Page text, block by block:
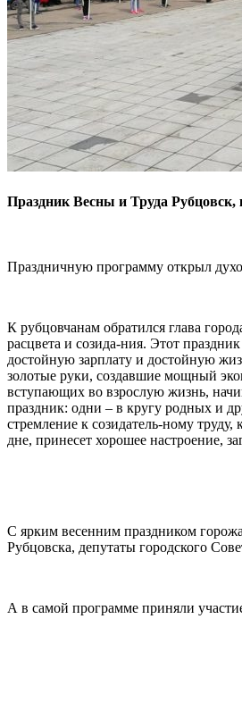
Праздник Весны и Труда
Праздничную программу открыл
К рубцовчанам обратился глава
расцвета и созида-ния. Этот
достойную зарплату и достойную
золотые руки, создавшие мощный
вступающих во взрослую жизнь,
праздник: одни – в кругу родных и
стремление к созидатель-ному
дне, принесет хорошее настроение,
С ярким весенним праздником
Рубцовска, депутаты городского
А в самой программе приняли